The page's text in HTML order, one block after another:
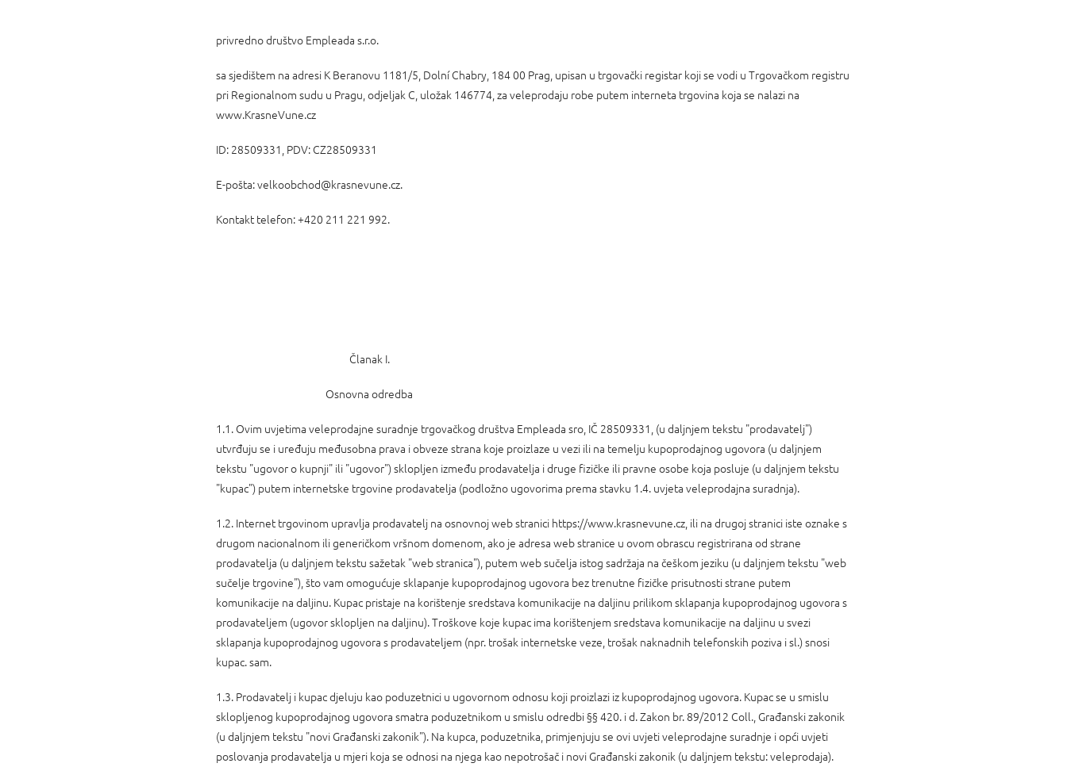
privredno društvo Empleada s.r.o.
sa sjedištem na adresi K Beranovu 1181/5, Dolní Chabry, 184 00 Prag, upisan u trgovački registar koji se vodi u Trgovačkom registru
pri Regionalnom sudu u Pragu, odjeljak C, uložak 146774, za veleprodaju robe putem interneta trgovina koja se nalazi na
www.KrasneVune.cz
ID: 28509331, PDV: CZ28509331
E-pošta: velkoobchod@krasnevune.cz.
Kontakt telefon: +420 211 221 992.
Članak I.
Osnovna odredba
1.1. Ovim uvjetima veleprodajne suradnje trgovačkog društva Empleada sro, IČ 28509331, (u daljnjem tekstu "prodavatelj")
utvrđuju se i uređuju međusobna prava i obveze strana koje proizlaze u vezi ili na temelju kupoprodajnog ugovora (u daljnjem
tekstu "ugovor o kupnji" ili "ugovor") sklopljen između prodavatelja i druge fizičke ili pravne osobe koja posluje (u daljnjem tekstu
"kupac") putem internetske trgovine prodavatelja (podložno ugovorima prema stavku 1.4. uvjeta veleprodajna suradnja).
1.2. Internet trgovinom upravlja prodavatelj na osnovnoj web stranici https://www.krasnevune.cz, ili na drugoj stranici iste oznake s
drugom nacionalnom ili generičkom vršnom domenom, ako je adresa web stranice u ovom obrascu registrirana od strane
prodavatelja (u daljnjem tekstu sažetak "web stranica"), putem web sučelja istog sadržaja na češkom jeziku (u daljnjem tekstu "web
sučelje trgovine"), što vam omogućuje sklapanje kupoprodajnog ugovora bez trenutne fizičke prisutnosti strane putem
komunikacije na daljinu. Kupac pristaje na korištenje sredstava komunikacije na daljinu prilikom sklapanja kupoprodajnog ugovora s
prodavateljem (ugovor sklopljen na daljinu). Troškove koje kupac ima korištenjem sredstava komunikacije na daljinu u svezi
sklapanja kupoprodajnog ugovora s prodavateljem (npr. trošak internetske veze, trošak naknadnih telefonskih poziva i sl.) snosi
kupac. sam.
1.3. Prodavatelj i kupac djeluju kao poduzetnici u ugovornom odnosu koji proizlazi iz kupoprodajnog ugovora. Kupac se u smislu
sklopljenog kupoprodajnog ugovora smatra poduzetnikom u smislu odredbi §§ 420. i d. Zakon br. 89/2012 Coll., Građanski zakonik
(u daljnjem tekstu "novi Građanski zakonik"). Na kupca, poduzetnika, primjenjuju se ovi uvjeti veleprodajne suradnje i opći uvjeti
poslovanja prodavatelja u mjeri koja se odnosi na njega kao nepotrošač i novi Građanski zakonik (u daljnjem tekstu: veleprodaja).